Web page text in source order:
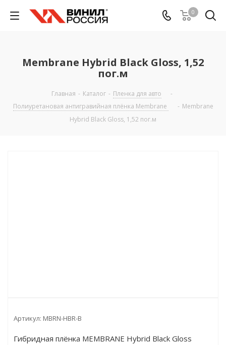
0
Membrane Hybrid Black Gloss, 1,52
пог.м
Главная - Каталог - Пленка для авто
-
Полиуретановая антигравийная плёнка Membrane
- Membrane
Hybrid Black Gloss, 1,52 пог.м
Артикул: MBRN-HBR-B
Гибридная плёнка MEMBRANE Hybrid Black Gloss